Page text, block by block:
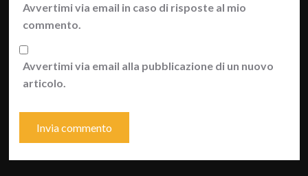
Avvertimi via email in caso di risposte al mio
commento.
Avvertimi via email alla pubblicazione di un nuovo
articolo.